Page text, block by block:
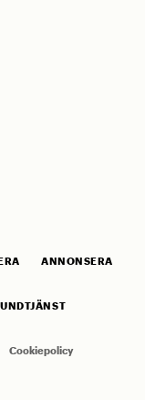
ANNONSERA
Cookiepolicy